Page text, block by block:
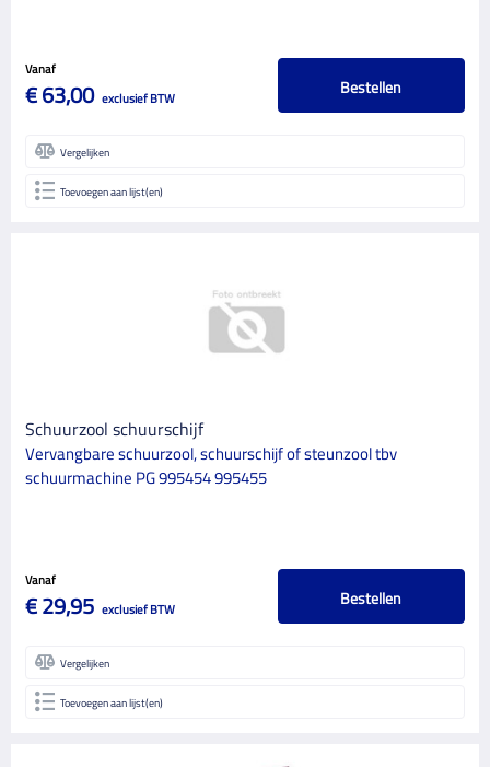
Vanaf
€ 63,00 exclusief BTW Bestellen
Vergelijken
Toevoegen aan lijst(en)
Schuurzool schuurschijf
Vervangbare schuurzool, schuurschijf of steunzool tbv
schuurmachine PG 995454 995455
Vanaf
€ 29,95 exclusief BTW Bestellen
Vergelijken
Toevoegen aan lijst(en)